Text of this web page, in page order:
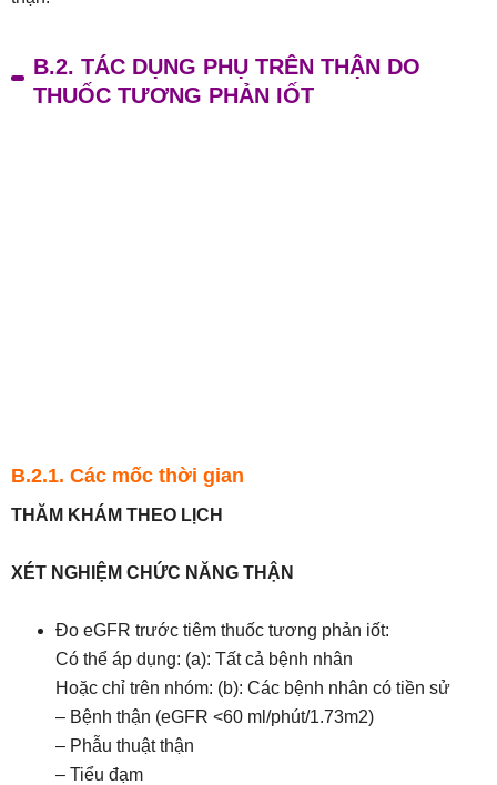
B.2. TÁC DỤNG PHỤ TRÊN THẬN DO
THUỐC TƯƠNG PHẢN IỐT
B.2.1. Các mốc thời gian
THĂM KHÁM THEO LỊCH
XÉT NGHIỆM CHỨC NĂNG THẬN
Đo eGFR trước tiêm thuốc tương phản iốt:
Có thể áp dụng: (a): Tất cả bệnh nhân
Hoặc chỉ trên nhóm: (b): Các bệnh nhân có tiền sử
– Bệnh thận (eGFR <60 ml/phút/1.73m2)
– Phẫu thuật thận
– Tiểu đạm